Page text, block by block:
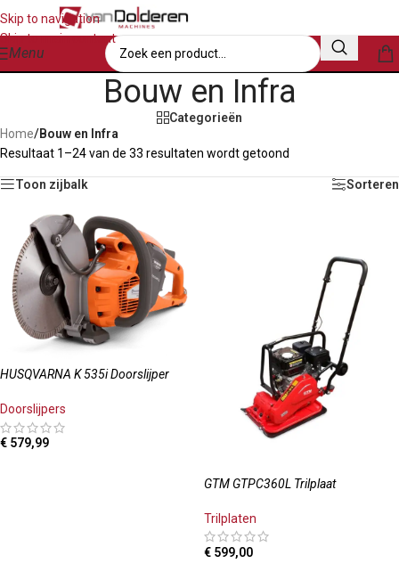
Skip to navigation
Skip to main content
Menu
Bouw en Infra
Categorieën
Home/Bouw en Infra
Resultaat 1–24 van de 33 resultaten wordt getoond
Toon zijbalk Sorteren
HUSQVARNA K 535i Doorslijper
Doorslijpers
€ 579,99
GTM GTPC360L Trilplaat
Trilplaten
€ 599,00